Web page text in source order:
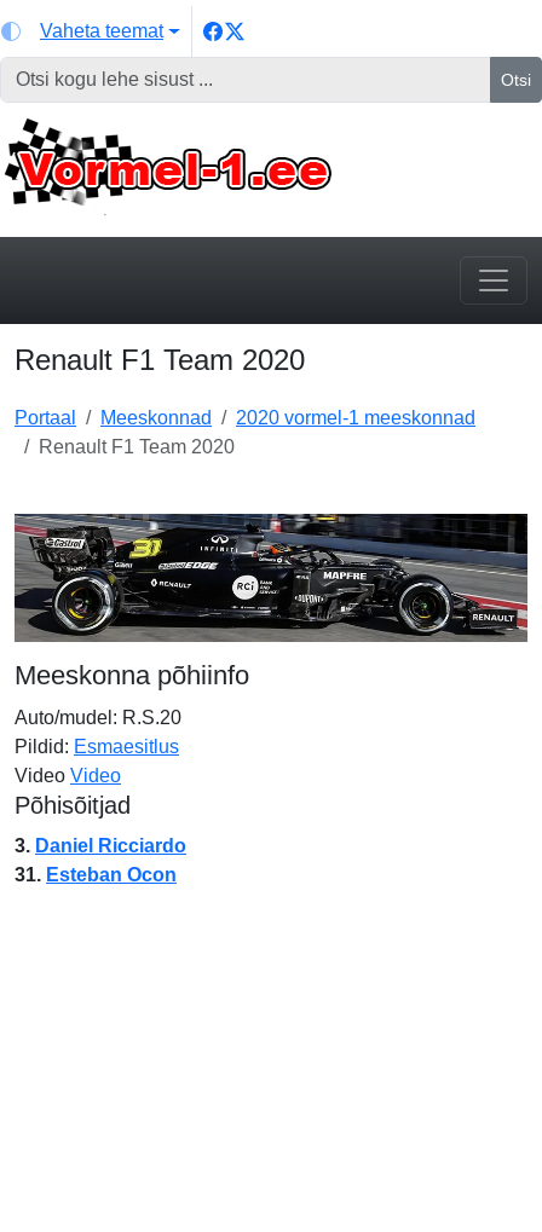
Vaheta teemat
Otsi
Renault F1 Team 2020
Portaal Meeskonnad
2020 vormel-1 meeskonnad
Renault F1 Team 2020
Meeskonna põhiinfo
Auto/mudel: R.S.20
Pildid: Esmaesitlus
Video Video
Põhisõitjad
3. Daniel Ricciardo
31. Esteban Ocon